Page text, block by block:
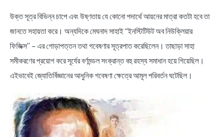
উক্ত সূত্র বিভিন্ন চাপে এবং উষ্ণতায় যে কোনাে পদার্থে আয়নের মাত্রা কতটা হবে তা
জানতে সহায়তা করে। অন্যদিকে মেঘনাদ সাহাই “ইনস্টিটিউট অব নিউক্লিয়ার
ফিজিক্স” – এর গােড়াপত্তন তথা গবেষণার সূত্রপাত করেছিলেন। তাছাড়া সাহা
সমীকরণের প্রয়ােগ করে সূর্যের বর্ণমন্ডল সংক্রান্ত বহু রহস্য সমাধান হয়ে গিয়েছিল।
এইভাবেই জ্যোতির্বিজ্ঞানের আধুনিক গবেষণা ক্ষেত্রে আমূল পরিবর্তন ঘটেছিল।